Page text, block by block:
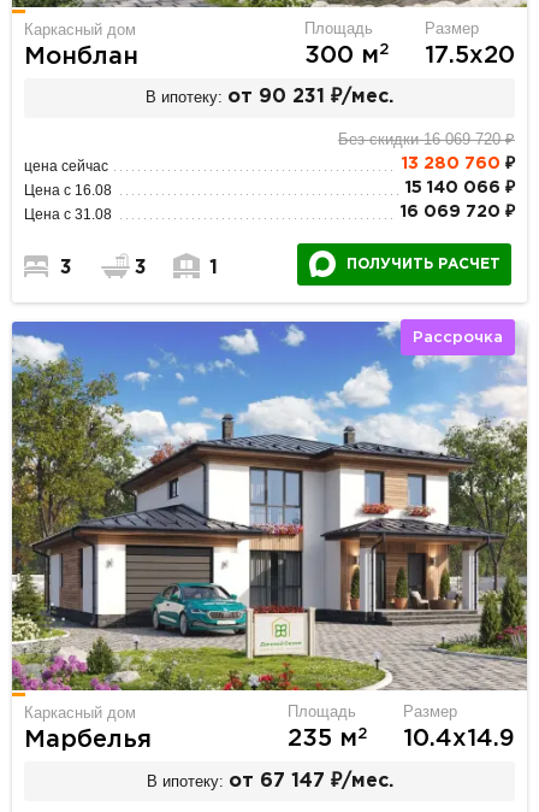
Каркасный дом
Монблан
Площадь
300 м2
Размер
17.5х20
В ипотеку: от 90 231 ₽/мес.
Без скидки 16 069 720 ₽
цена сейчас 13 280 760 ₽
Цена с 16.08 15 140 066 ₽
Цена с 31.08 16 069 720 ₽
3 3 1 ПОЛУЧИТЬ РАСЧЕТ
Рассрочка
Каркасный дом
Марбелья
Площадь
235 м2
Размер
10.4х14.9
В ипотеку: от 67 147 ₽/мес.